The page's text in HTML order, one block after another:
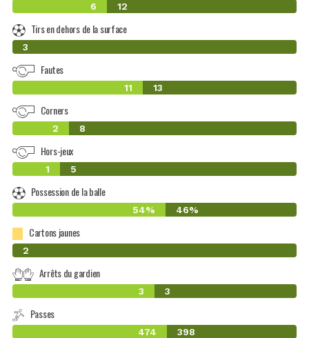
6 12
Tirs en dehors de la surface
0
3
Fautes
11 13
Corners
2 8
Hors-jeux
1 5
Possession de la balle
54% 46%
Cartons jaunes
0
2
Arrêts du gardien
3 3
Passes
474 398